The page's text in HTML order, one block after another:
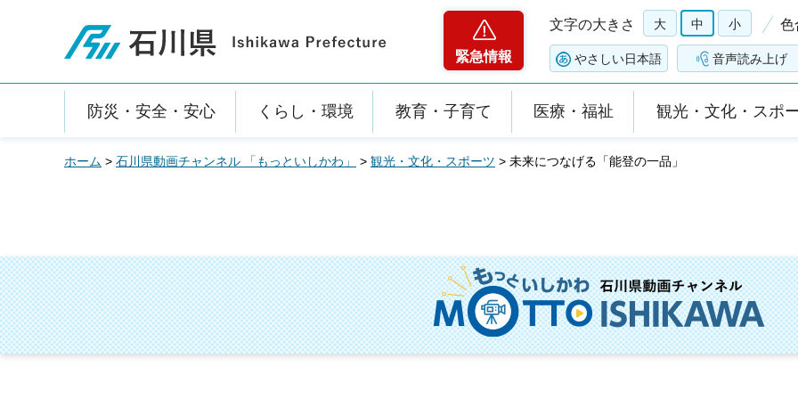
石川県
緊急情報
文字の大きさ 大 中 小 色
やさしい日本語 音声読み上げ
防災・安全・安心 くらし・環境 教育・子育て 医療・福祉 観光・文化・スポ
ホーム > 石川県動画チャンネル 「もっといしかわ」 > 観光・文化・スポーツ > 未来につなげる「能登の一品」